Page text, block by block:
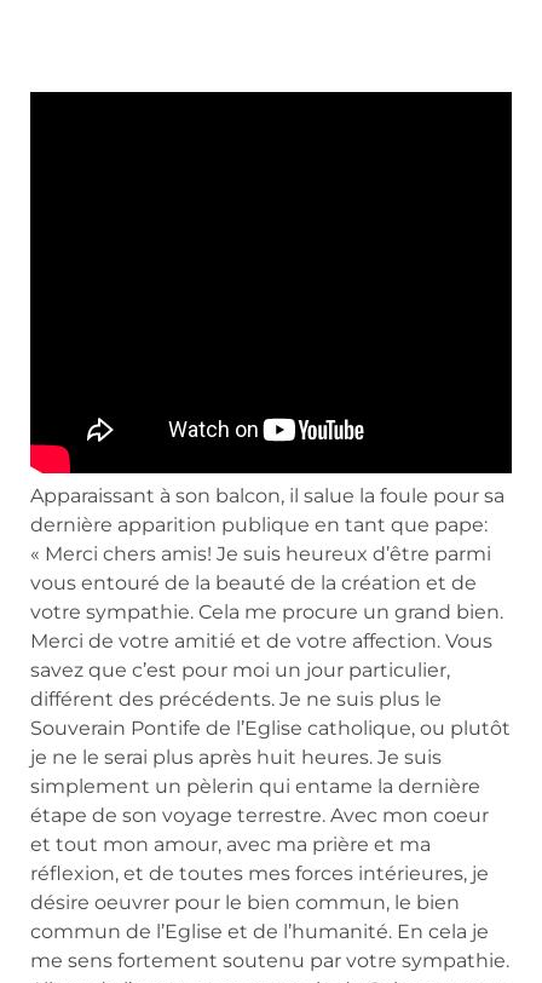
Apparaissant à son balcon, il salue la foule pour sa
dernière apparition publique en tant que pape:
« Merci chers amis! Je suis heureux d’être parmi
vous entouré de la beauté de la création et de
votre sympathie. Cela me procure un grand bien.
Merci de votre amitié et de votre affection. Vous
savez que c’est pour moi un jour particulier,
différent des précédents. Je ne suis plus le
Souverain Pontife de l’Eglise catholique, ou plutôt
je ne le serai plus après huit heures. Je suis
simplement un pèlerin qui entame la dernière
étape de son voyage terrestre. Avec mon coeur
et tout mon amour, avec ma prière et ma
réflexion, et de toutes mes forces intérieures, je
désire oeuvrer pour le bien commun, le bien
commun de l’Eglise et de l’humanité. En cela je
me sens fortement soutenu par votre sympathie.